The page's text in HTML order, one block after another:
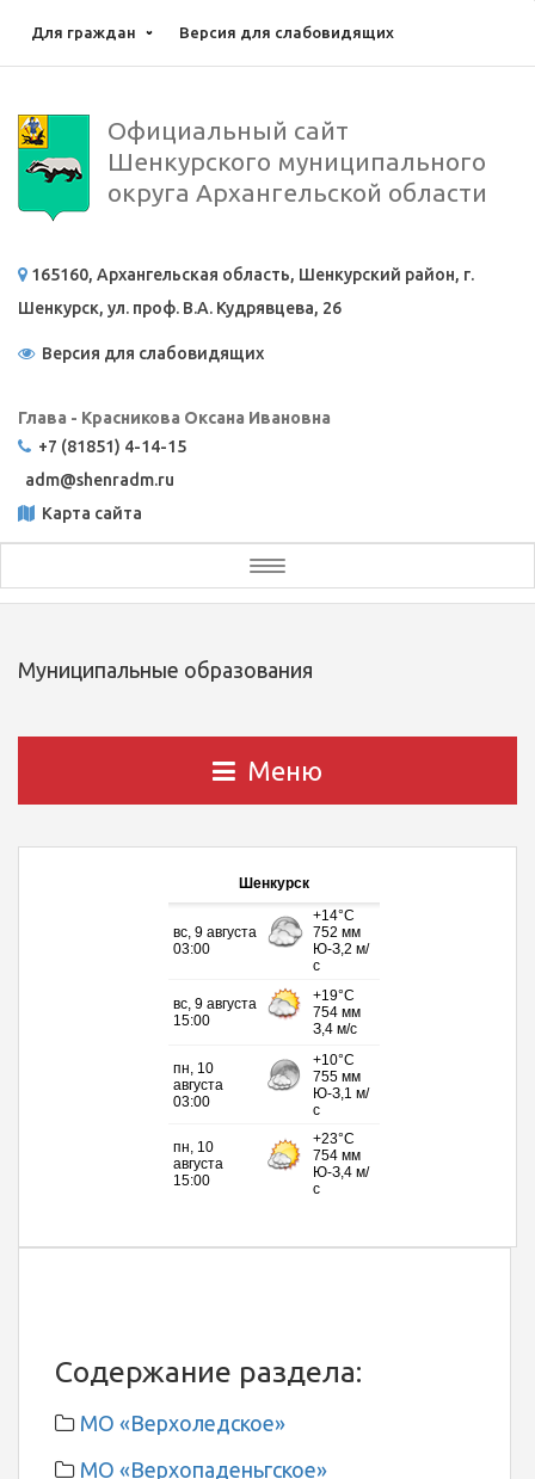
Для граждан Версия для слабовидящих
Официальный сайт
Шенкурского муниципального
округа Архангельской области
165160, Архангельская область, Шенкурский район, г.
Шенкурск, ул. проф. В.А. Кудрявцева, 26
Версия для слабовидящих
Глава - Красникова Оксана Ивановна
+7 (81851) 4-14-15
adm@shenradm.ru
Карта сайта
Toggle
navigation
Муниципальные образования
Меню
Шенкурск
Содержание раздела:
МО «Верхоледское»
МО «Верхопаденьгское»